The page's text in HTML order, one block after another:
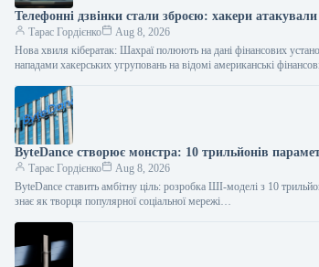
Телефонні дзвінки стали зброєю: хакери
Тарас Гордієнко
Aug 8, 2026
Нова хвиля кібератак: Шахраї полюють на дані фінансових
нападами хакерських угруповань на відомі американські
ByteDance створює монстра: 10 трильйонів
Тарас Гордієнко
Aug 8, 2026
ByteDance ставить амбітну ціль: розробка ШІ-моделі з 10
знає як творця популярної соціальної мережі…